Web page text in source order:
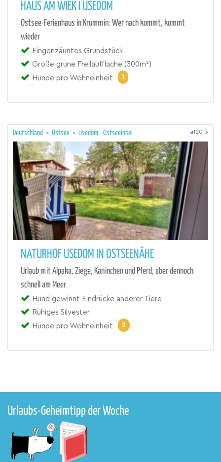
HAUS AM WIEK I USEDOM
Ostsee-Ferienhaus in Krummin: Wer nach kommt, kommt
wieder
Eingenzäuntes Grundstück
Große grüne Freilauffläche (300m²)
Hunde pro Wohneinheit
1
Deutschland > Ostsee > Usedom - Ostseeinsel a12013
NATURHOF USEDOM IN OSTSEENÄHE
Urlaub mit Alpaka, Ziege, Kaninchen und Pferd, aber dennoch
schnell am Meer
Hund gewinnt Eindrücke anderer Tiere
Ruhiges Silvester
Hunde pro Wohneinheit
2
Urlaubs-Geheimtipp der Woche